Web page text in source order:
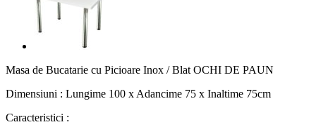
Masa de Bucatarie cu Picioare Inox / Blat OCHI DE PAUN
Dimensiuni : Lungime 100 x Adancime 75 x Inaltime 75cm
Caracteristici :